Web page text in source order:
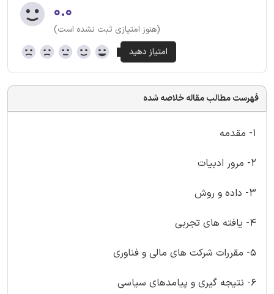
۰.۰
(هنوز امتیازی ثبت نشده است)
فهرست مطالب مقاله خلاصه شده
1- مقدمه
2- مرور ادبیات
3- داده و روش
4- یافته های تجربی
5- مقررات شرکت های مالی و فناوری
6- نتیجه گیری و پیامدهای سیاسی